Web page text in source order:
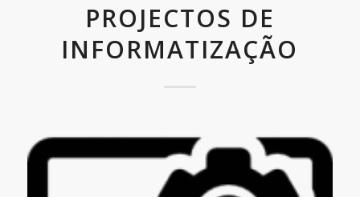
PROJECTOS DE
INFORMATIZAÇÃO